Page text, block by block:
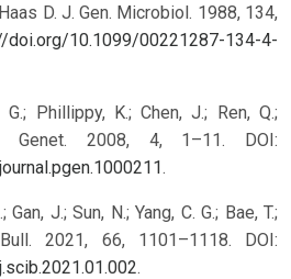
D. J. Gen. Microbiol. 1988, 134,
doi.org/10.1099/00221287-134-4-
Phillippy, K.; Chen, J.; Ren, Q.;
Genet. 2008, 4, 1–11. DOI:
.
Gan, J.; Sun, N.; Yang, C. G.; Bae, T.;
2021, 66, 1101–1118. DOI:
.